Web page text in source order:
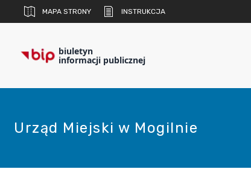
MAPA STRONY INSTRUKCJA
biuletyn
informacji publicznej
Urząd Miejski w Mogilnie